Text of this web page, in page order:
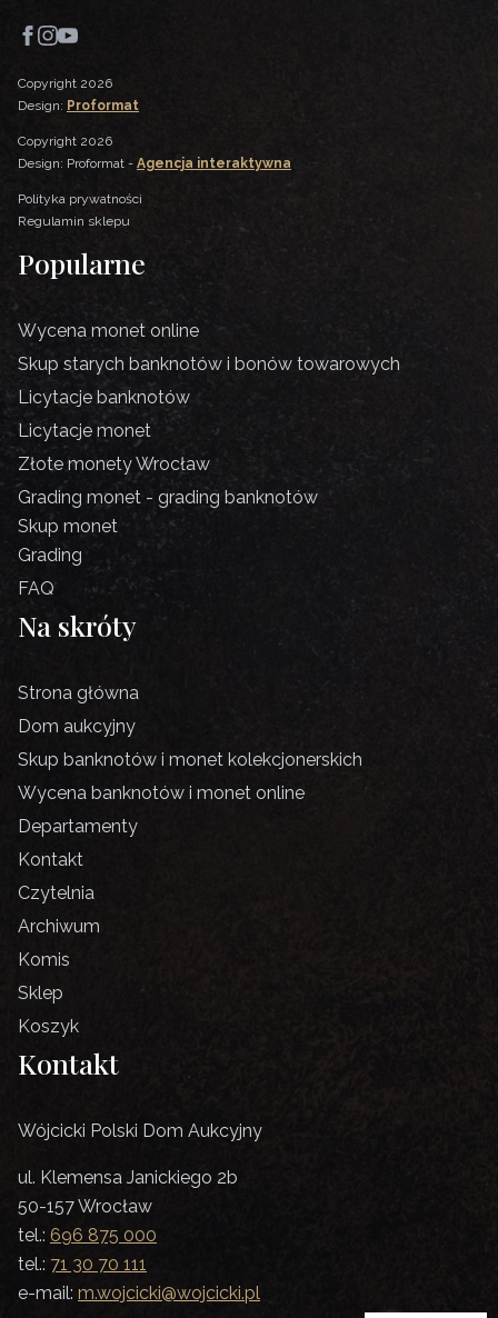
Copyright 2026
Design: Proformat
Copyright 2026
Design: Proformat - Agencja interaktywna
Polityka prywatności
Regulamin sklepu
Popularne
Wycena monet online
Skup starych banknotów i bonów towarowych
Licytacje banknotów
Licytacje monet
Złote monety Wrocław
Grading monet - grading banknotów
Skup monet
Grading
FAQ
Na skróty
Strona główna
Dom aukcyjny
Skup banknotów i monet kolekcjonerskich
Wycena banknotów i monet online
Departamenty
Kontakt
Czytelnia
Archiwum
Komis
Sklep
Koszyk
Kontakt
Wójcicki Polski Dom Aukcyjny
ul. Klemensa Janickiego 2b
50-157 Wrocław
tel.: 696 875 000
tel.: 71 30 70 111
e-mail: m.wojcicki@wojcicki.pl